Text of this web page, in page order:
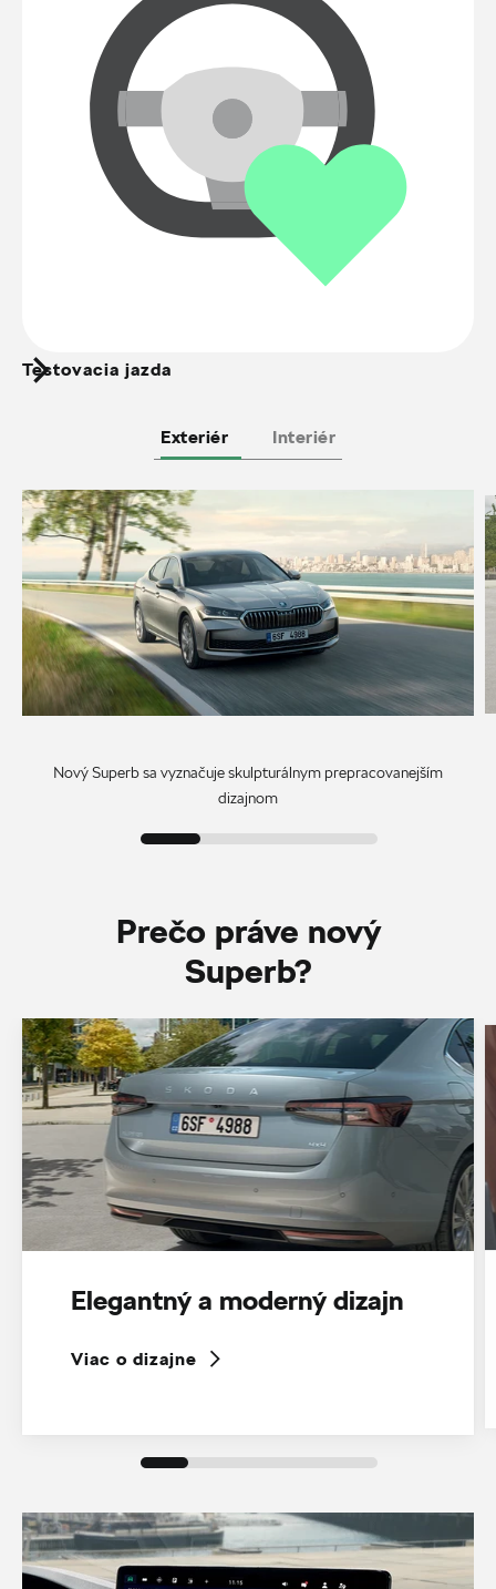
Testovacia jazda
Exteriér Interiér
Nový Superb sa vyznačuje skulpturálnym prepracovanejším
dizajnom
Prečo práve nový
Superb?
Elegantný a moderný dizajn
Viac o dizajne